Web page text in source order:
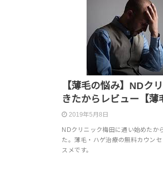
【薄毛の悩み】NDク
きたからレビュー【薄
2019年5月8日
NDクリニック梅田に通い始めたか
た。薄毛・ハゲ治療の無料カウン
スメです。